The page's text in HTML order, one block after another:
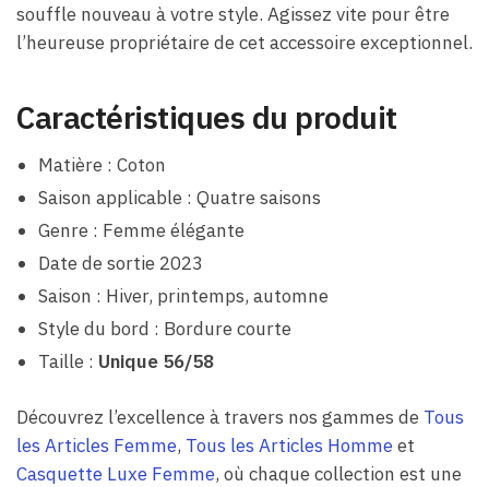
souffle nouveau à votre style. Agissez vite pour être
l’heureuse propriétaire de cet accessoire exceptionnel.
Caractéristiques du produit
Matière : Coton
Saison applicable : Quatre saisons
Genre : Femme élégante
Date de sortie 2023
Saison : Hiver, printemps, automne
Style du bord : Bordure courte
Taille : Unique 56/58
Découvrez l’excellence à travers nos gammes de Tous
les Articles Femme, Tous les Articles Hommeet
Casquette Luxe Femme, où chaque collection est une